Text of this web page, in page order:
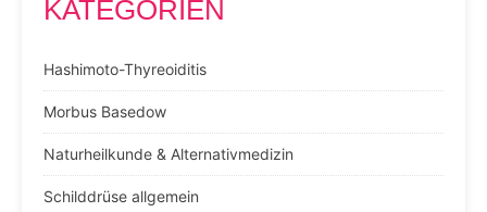
KATEGORIEN
Hashimoto-Thyreoiditis
Morbus Basedow
Naturheilkunde & Alternativmedizin
Schilddrüse allgemein